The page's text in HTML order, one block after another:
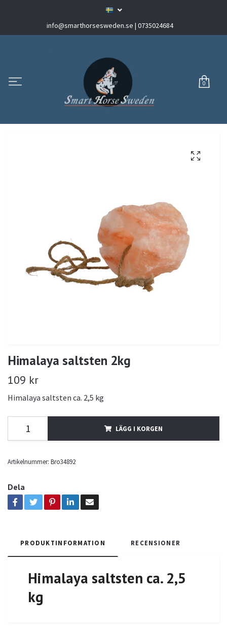
info@smarthorsesweden.se | 0735024684
0
Himalaya saltsten 2kg
109 kr
Himalaya saltsten ca. 2,5 kg
LÄGG I KORGEN
Artikelnummer: Bro34892
Dela
PRODUKTINFORMATION RECENSIONER
Himalaya saltsten ca. 2,5
kg